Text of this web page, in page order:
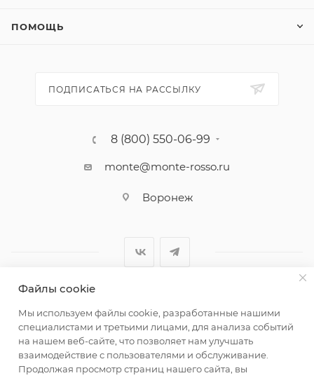
ПОМОЩЬ
ПОДПИСАТЬСЯ НА РАССЫЛКУ
8 (800) 550-06-99
monte@monte-rosso.ru
Воронеж
женщин
Файлы cookie
Мы используем файлы cookie, разработанные нашими
специалистами и третьими лицами, для анализа событий
на нашем веб-сайте, что позволяет нам улучшать
взаимодействие с пользователями и обслуживание.
Продолжая просмотр страниц нашего сайта, вы